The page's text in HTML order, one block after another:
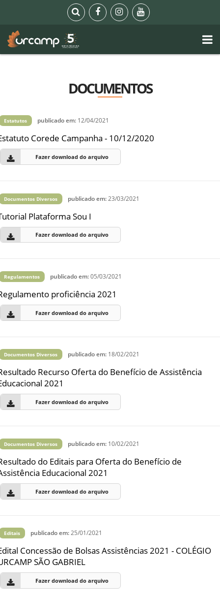
DOCUMENTOS
Estatutos publicado em: 12/04/2021
Corede Campanha - 10/12/2020
Fazer download do arquivo
Documentos Diversos publicado em:23/03/2021
Plataforma Sou I
Fazer download do arquivo
Regulamentos publicado em:05/03/2021
proficiência 2021
Fazer download do arquivo
Documentos Diversos publicado em: 18/02/2021
Recurso Oferta do Benefício de Assistência
2021
Fazer download do arquivo
Documentos Diversos publicado em: 10/02/2021
do Editais para Oferta do Benefício de
Educacional 2021
Fazer download do arquivo
Editais publicado em:25/01/2021
Concessão de Bolsas Assistências 2021 - COLÉGIO
SÃO GABRIEL
Fazer download do arquivo